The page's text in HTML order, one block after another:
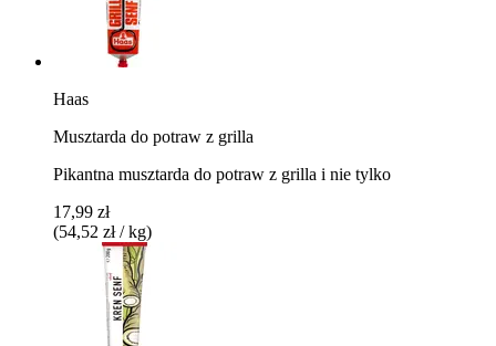
Haas
Musztarda do potraw z grilla
Pikantna musztarda do potraw z grilla i nie tylko
17,99 zł
(54,52 zł / kg)